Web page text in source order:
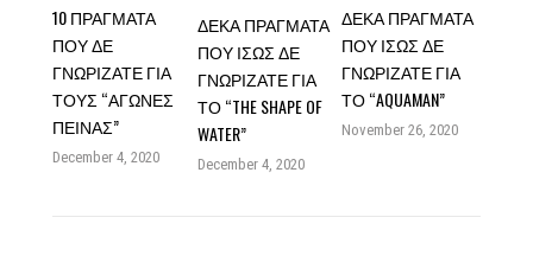
10 ΠΡΆΓΜΑΤΑ
ΠΟΥ ΔΕ
ΓΝΩΡΊΖΑΤΕ ΓΙΑ
ΤΟΥΣ “ΑΓΏΝΕΣ
ΠΕΊΝΑΣ”
December 4, 2020
ΔΈΚΑ ΠΡΆΓΜΑΤΑ
ΠΟΥ ΊΣΩΣ ΔΕ
ΓΝΩΡΊΖΑΤΕ ΓΙΑ
ΤΟ “THE SHAPE OF
WATER”
December 4, 2020
ΔΈΚΑ ΠΡΆΓΜΑΤΑ
ΠΟΥ ΊΣΩΣ ΔΕ
ΓΝΩΡΊΖΑΤΕ ΓΙΑ
ΤΟ “AQUAMAN”
November 26, 2020